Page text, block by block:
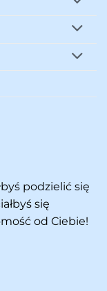
podzielić się
się
od Ciebie!